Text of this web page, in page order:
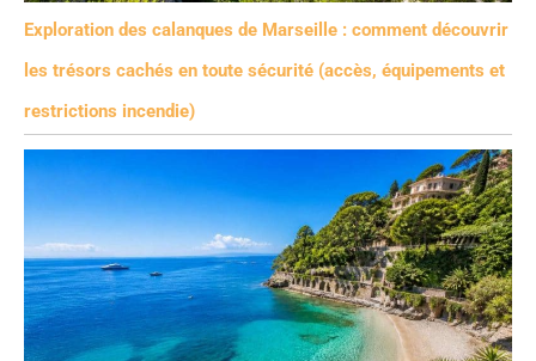
Exploration des calanques de Marseille : comment découvrir
les trésors cachés en toute sécurité (accès, équipements et
restrictions incendie)